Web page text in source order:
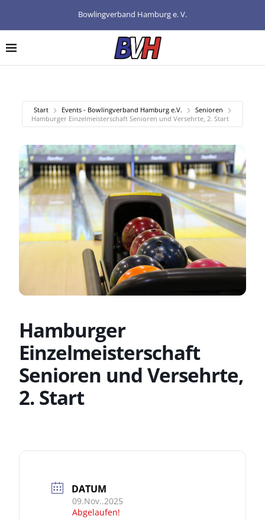
Bowlingverband Hamburg e. V.
Start Events - Bowlingverband Hamburg e.V.
Senioren
Hamburger Einzelmeisterschaft Senioren und Versehrte, 2. Start
Hamburger
Einzelmeisterschaft
Senioren und Versehrte,
2. Start
DATUM
09.Nov..2025
Abgelaufen!